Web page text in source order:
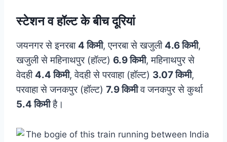
स्टेशन व हॉल्ट के बीच दूरियां
जयनगर से इनरबा 4 किमी, एनरबा से खजुली 4.6 किमी,
खजुली से महिनाथपुर (हॉल्ट) 6.9 किमी, महिनाथपुर से
वेदही 4.4 किमी, वेदही से परवाहा (हॉल्ट) 3.07 किमी,
परवाहा से जनकपुर (हॉल्ट) 7.9 किमीव जनकपुर से कुर्था
5.4 किमीहै।